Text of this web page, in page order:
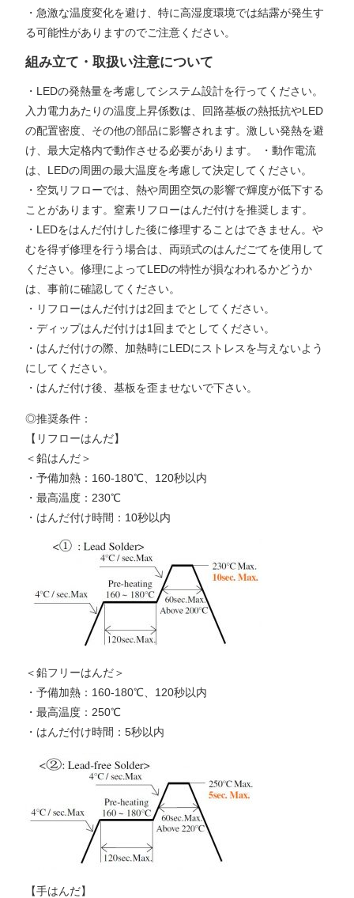
・急激な温度変化を避け、特に高湿度環境では結露が発生す
る可能性がありますのでご注意ください。
組み立て・取扱い注意について
・LEDの発熱量を考慮してシステム設計を行ってください。
入力電力あたりの温度上昇係数は、回路基板の熱抵抗やLED
の配置密度、その他の部品に影響されます。激しい発熱を避
け、最大定格内で動作させる必要があります。 ・動作電流
は、LEDの周囲の最大温度を考慮して決定してください。
・空気リフローでは、熱や周囲空気の影響で輝度が低下する
ことがあります。窒素リフローはんだ付けを推奨します。
・LEDをはんだ付けした後に修理することはできません。や
むを得ず修理を行う場合は、両頭式のはんだごてを使用して
ください。修理によってLEDの特性が損なわれるかどうか
は、事前に確認してください。
・リフローはんだ付けは2回までとしてください。
・ディップはんだ付けは1回までとしてください。
・はんだ付けの際、加熱時にLEDにストレスを与えないよう
にしてください。
・はんだ付け後、基板を歪ませないで下さい。
◎推奨条件：
【リフローはんだ】
＜鉛はんだ＞
・予備加熱：160-180℃、120秒以内
・最高温度：230℃
・はんだ付け時間：10秒以内
＜鉛フリーはんだ＞
・予備加熱：160-180℃、120秒以内
・最高温度：250℃
・はんだ付け時間：5秒以内
【手はんだ】